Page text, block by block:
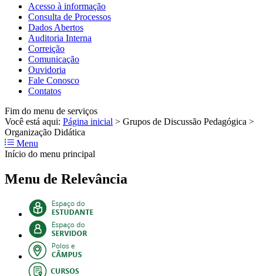
Acesso à informação
Consulta de Processos
Dados Abertos
Auditoria Interna
Correição
Comunicação
Ouvidoria
Fale Conosco
Contatos
Fim do menu de serviços
Você está aqui: Página inicial > Grupos de Discussão Pedagógica >
Organização Didática
Menu
Início do menu principal
Menu de Relevância